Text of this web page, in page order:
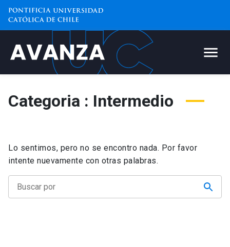
Categoria : Intermedio
Lo sentimos, pero no se encontro nada. Por favor
intente nuevamente con otras palabras.